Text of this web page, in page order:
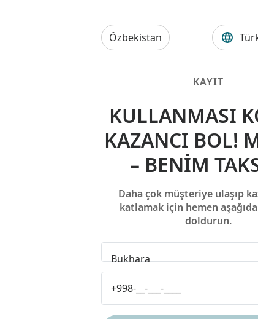
Özbekistan
KAYIT
KULLANMASI
KAZANCI BOL!
– BENIM
Daha çok müşteriye ulaşıp
katlamak için hemen
doldurun.
Bukhara